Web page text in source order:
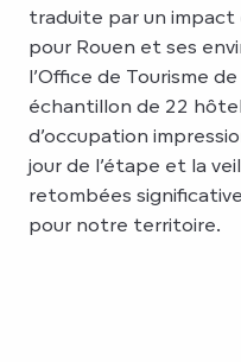
traduite par un
pour Rouen et ses
l’Office de Tourisme
échantillon de 22
d’occupation
jour de l’étape et la
retombées
pour notre territoire.